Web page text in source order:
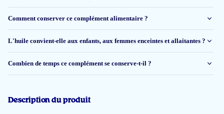
Een eerlijk verworven product, zonder nare nasmaak
Comment conserver ce complément alimentaire ?
L'huile convient-elle aux enfants, aux femmes enceintes et allaitantes ?
Combien de temps ce complément se conserve-t-il ?
Description du produit